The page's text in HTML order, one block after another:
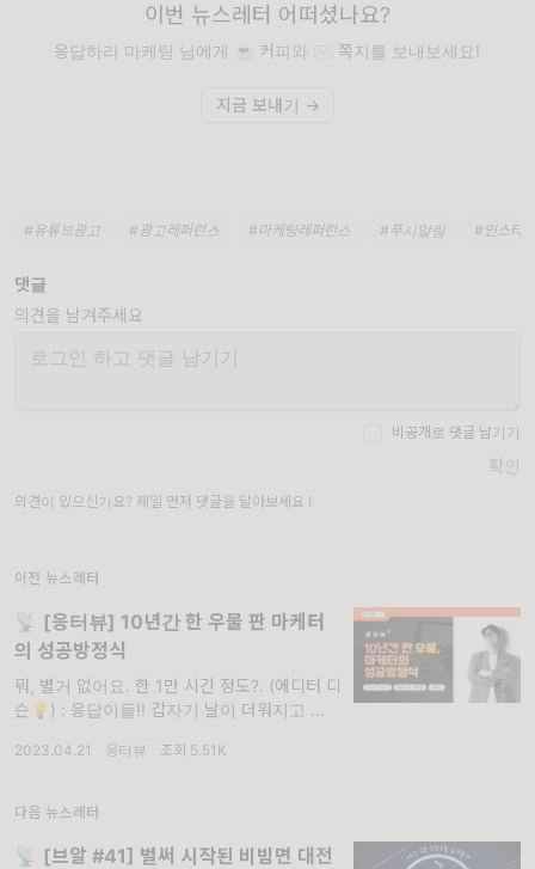
이번 뉴스레터 어떠셨나요?
응답하라 마케팅 님에게 ☕️ 커피와 ✉️ 쪽지를 보내보세요!
지금 보내기 →
#유튜브광고 #광고레퍼런스 #마케팅레퍼런스 #푸시알림 #인스타
댓글
의견을 남겨주세요
비공개로 댓글 남기기
확인
의견이 있으신가요? 제일 먼저 댓글을 달아보세요 !
이전 뉴스레터
📡 [응터뷰] 10년간 한 우물 판 마케터
의 성공방정식
뭐, 별거 없어요. 한 1만 시간 정도?. (에디터 디
슨💡) : 응답이들!! 갑자기 날이 더워지고 있는
쇼핑몰 마케팅을 하고 계신 유코치님의 인터뷰
2023.04.21 응터뷰 조회 5.51K
다음 뉴스레터
📡 [브알 #41] 벌써 시작된 비빔면 대전